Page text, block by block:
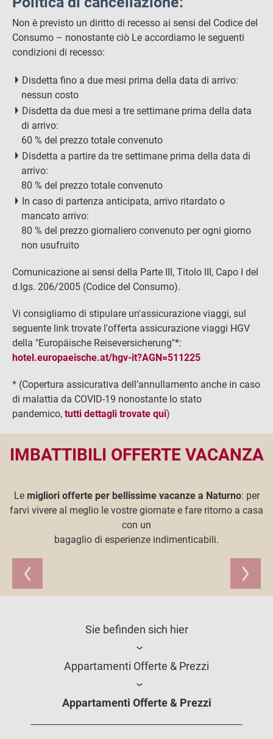
Non è previsto un diritto di recesso ai sensi del Codice del
Consumo – nonostante ciò Le accordiamo le seguenti
condizioni di recesso:
Disdetta fino a due mesi prima della data di arrivo:
nessun costo
Disdetta da due mesi a tre settimane prima della data
di arrivo:
60 % del prezzo totale convenuto
Disdetta a partire da tre settimane prima della data di
arrivo:
80 % del prezzo totale convenuto
In caso di partenza anticipata, arrivo ritardato o
mancato arrivo:
80 % del prezzo giornaliero convenuto per ogni giorno
non usufruito
Comunicazione ai sensi della Parte III, Titolo III, Capo I del
d.lgs. 206/2005 (Codice del Consumo).
Vi consigliamo di stipulare un'assicurazione viaggi, sul
seguente link trovate l'offerta assicurazione viaggi HGV
della "Europäische Reiseversicherung"*:
hotel.europaeische.at/hgv-it?AGN=511225
* (Copertura assicurativa dell’annullamento anche in caso
di malattia da COVID-19 nonostante lo stato
pandemico, tutti dettagli trovate qui)
IMBATTIBILI OFFERTE VACANZA
Lemigliori offerte per bellissime vacanze a Naturno: per
farvi vivere al meglio le vostre giornate e fare ritorno a casa
con un
bagaglio di esperienze indimenticabili.
Sie befinden sich hier
Appartamenti Offerte & Prezzi
Appartamenti Offerte & Prezzi